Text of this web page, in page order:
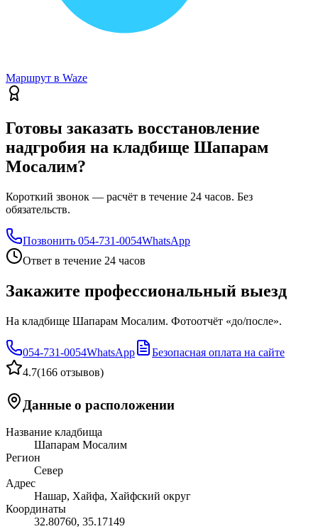
Маршрут в Waze
Готовы заказать восстановление
надгробия на кладбище Шапарам
Мосалим?
Короткий звонок — расчёт в течение 24 часов. Без
обязательств.
Позвонить 054-731-0054WhatsApp
Ответ в течение 24 часов
Закажите профессиональный выезд
На кладбище Шапарам Мосалим. Фотоотчёт «до/после».
054-731-0054WhatsApp
Безопасная оплата на сайте
4.7(166 отзывов)
Данные о расположении
Название кладбища
Шапарам Мосалим
Регион
Север
Адрес
Нашар, Хайфа, Хайфский округ
Координаты
32.80760, 35.17149